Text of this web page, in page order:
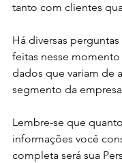
tanto com clientes
Há diversas
feitas nesse
dados que variam de
segmento da
Lembre-se que
informações você
completa será sua